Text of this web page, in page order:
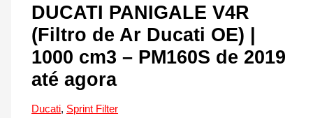
DUCATI PANIGALE V4R
(Filtro de Ar Ducati OE) |
1000 cm3 – PM160S de 2019
até agora
Ducati, Sprint Filter